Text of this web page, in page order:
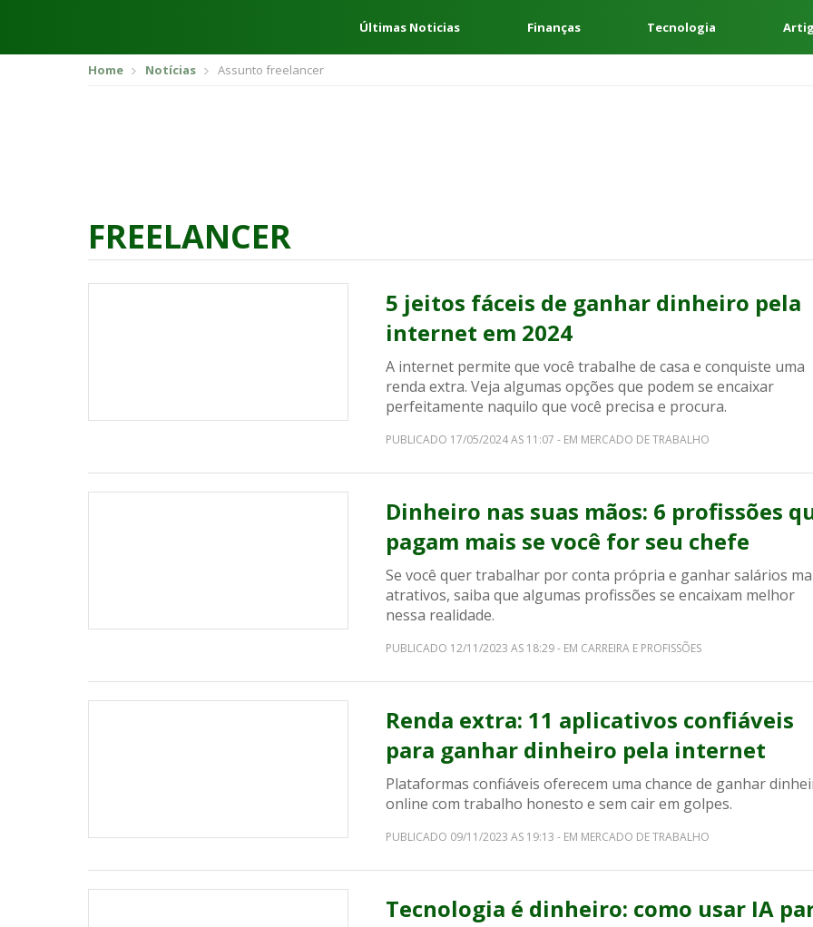
Últimas Noticias Finanças Tecnologia
Home Notícias Assunto freelancer
FREELANCER
5 jeitos fáceis de ganhar dinheiro pela
internet em 2024
A internet permite que você trabalhe de casa e conquiste uma
renda extra. Veja algumas opções que podem se encaixar
perfeitamente naquilo que você precisa e procura.
PUBLICADO 17/05/2024 AS 11:07 - EM MERCADO DE TRABALHO
Dinheiro nas suas mãos: 6 profissões
pagam mais se você for seu chefe
Se você quer trabalhar por conta própria e ganhar salários
atrativos, saiba que algumas profissões se encaixam melhor
nessa realidade.
PUBLICADO 12/11/2023 AS 18:29 - EM CARREIRA E PROFISSÕES
Renda extra: 11 aplicativos confiáveis
para ganhar dinheiro pela internet
Plataformas confiáveis oferecem uma chance de ganhar
online com trabalho honesto e sem cair em golpes.
PUBLICADO 09/11/2023 AS 19:13 - EM MERCADO DE TRABALHO
Tecnologia é dinheiro: como usar IA